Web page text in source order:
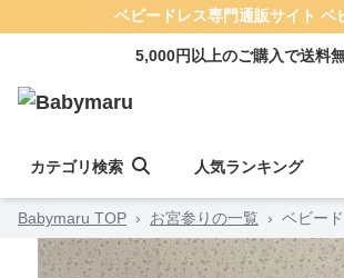
ベビードレス専門通販サイト ベ
5,000円以上のご購入で送料
カテゴリ検索 人気ランキング
Babymaru TOP › お宮参りの一覧 › ベビー